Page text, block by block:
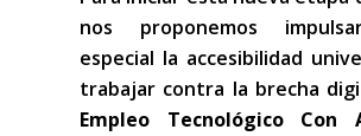
nos proponemos
especial la accesibilidad
trabajar contra la brecha
Empleo Tecnológico Con